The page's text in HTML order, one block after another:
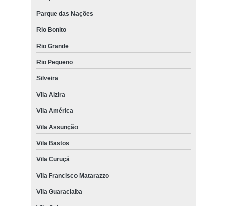
Parque das Nações
Rio Bonito
Rio Grande
Rio Pequeno
Silveira
Vila Alzira
Vila América
Vila Assunção
Vila Bastos
Vila Curuçá
Vila Francisco Matarazzo
Vila Guaraciaba